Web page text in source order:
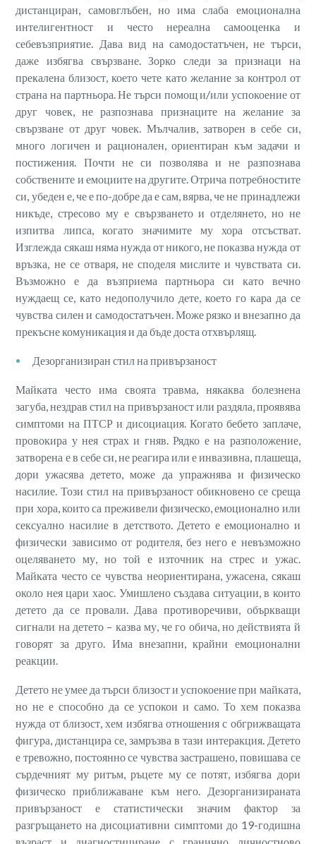
дистанциран, самовглъбен, но има слаба емоционална
интелигентност и често нереална самооценка и
себевъзприятие. Дава вид на самодостатъчен, не търси,
даже избягва свързване. Зорко следи за признаци на
прекалена близост, което чете като желание за контрол от
страна на партньора. Не търси помощ и/или успокоение от
друг човек, не разпознава признаците на желание за
свързване от друг човек. Мълчалив, затворен в себе си,
много логичен и рационален, ориентиран към задачи и
постижения. Почти не си позволява и не разпознава
собствените и емоциите на другите. Отрича потребностите
си, убеден е, че е по-добре да е сам, вярва, че не принадлежи
никъде, стресово му е свързването и отделянето, но не
изпитва липса, когато значимите му хора отсъстват.
Изглежда сякаш няма нужда от никого, не показва нужда от
връзка, не се отваря, не споделя мислите и чувствата си.
Възможно е да възприема партньора си като вечно
нуждаещ се, като недополучило дете, което го кара да се
чувства силен и самодостатъчен. Може рязко и внезапно да
прекъсне комуникация и да бъде доста отхвърлящ.
Дезорганизиран стил на привързаност
Майката често има своята травма, някаква болезнена
загуба, нездрав стил на привързаност или раздяла, проявява
симптоми на ПТСР и дисоциация. Когато бебето заплаче,
провокира у нея страх и гняв. Рядко е на разположение,
затворена е в себе си, не реагира или е инвазивна, плашеща,
дори ужасява детето, може да упражнява и физическо
насилие. Този стил на привързаност обикновено се среща
при хора, които са преживели физическо, емоционално или
сексуално насилие в детството. Детето е емоционално и
физически зависимо от родителя, без него е невъзможно
оцеляването му, но той е източник на стрес и ужас.
Майката често се чувства неориентирана, ужасена, сякаш
около нея цари хаос. Умишлено създава ситуации, в които
детето да се провали. Дава противоречиви, объркващи
сигнали на детето – казва му, че го обича, но действията й
говорят за друго. Има внезапни, крайни емоционални
реакции.
Детето не умее да търси близост и успокоение при майката,
но не е способно да се успокои и само. То хем показва
нужда от близост, хем избягва отношения с обгрижващата
фигура, дистанцира се, замръзва в тази интеракция. Детето
е тревожно, постоянно се чувства застрашено, повишава се
сърдечният му ритъм, ръцете му се потят, избягва дори
физическо приближаване към него. Дезорганизираната
привързаност е статистически значим фактор за
разгръщането на дисоциативни симптоми до 19-годишна